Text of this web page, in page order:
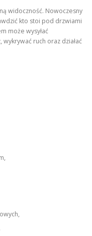
widoczność. Nowoczesny
kto stoi pod drzwiami
może wysyłać
ruch oraz działać